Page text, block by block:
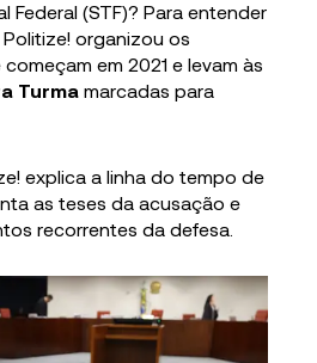
Federal (STF)? Para entender
organizou os
em 2021 e levam às
Turma marcadas para
explica a linha do tempo de
as teses da acusação e
recorrentes da defesa.